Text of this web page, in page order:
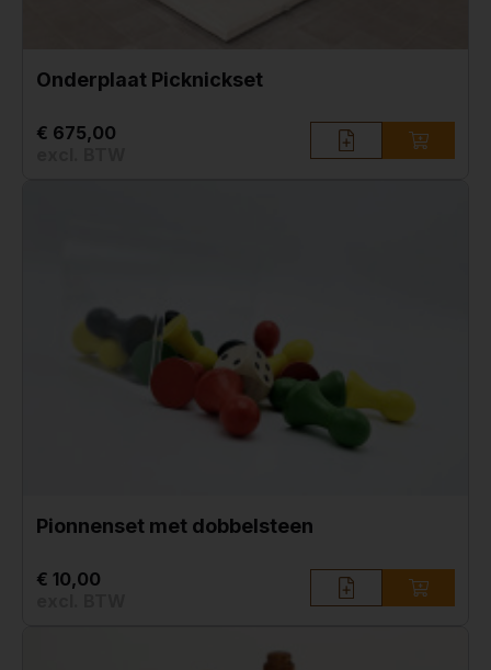
Onderplaat Picknickset
€ 675,00
Pionnenset met dobbelsteen
€ 10,00